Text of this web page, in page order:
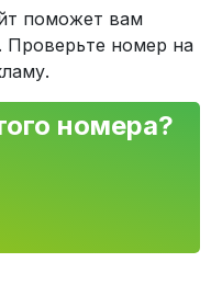
поможет вам
Проверьте номер на
номера?